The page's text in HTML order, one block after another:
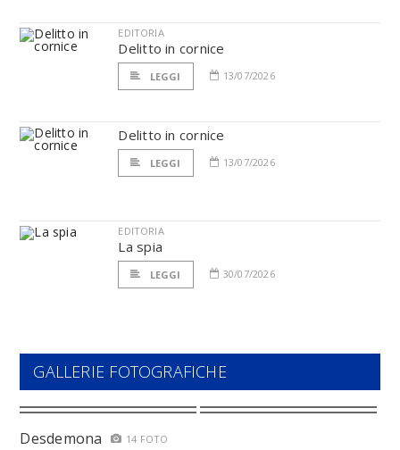
EDITORIA
Delitto in cornice
LEGGI 13/07/2026
Delitto in cornice
LEGGI 13/07/2026
EDITORIA
La spia
LEGGI 30/07/2026
GALLERIE FOTOGRAFICHE
Desdemona 14 FOTO